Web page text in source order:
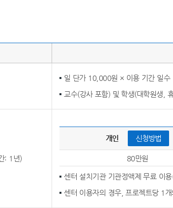
일 단가 10,000원 × 이용 기간 일수
교수(강사 포함) 및 학생(대학원생,
: 1년)
개인 신청방법
80만원
센터 설치기관 기관정액제 무료 이
센터 이용자의 경우, 프로젝트당 1